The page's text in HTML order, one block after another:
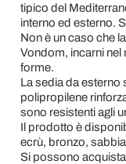
tipico del
interno ed esterno.
Non è un caso che
Vondom, incarni nel
forme.
La sedia da esterno
polipropilene
sono resistenti agli
Il prodotto è
ecrù, bronzo,
Si possono